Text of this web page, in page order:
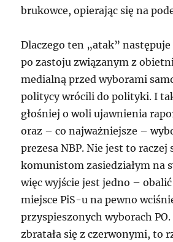
brukowce, opierając się na
Dlaczego ten „atak”
po zastoju związanym z
medialną przed wyborami
politycy wrócili do polityki. I
głośniej o woli ujawnienia
oraz – co najważniejsze –
prezesa NBP. Nie jest to raczej
komunistom zasiedziałym na
więc wyjście jest jedno –
miejsce PiS-u na pewno
przyspieszonych wyborach PO.
zbratała się z czerwonymi, to